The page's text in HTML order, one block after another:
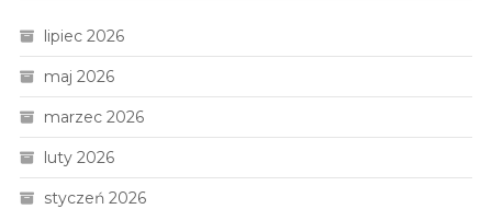
lipiec 2026
maj 2026
marzec 2026
luty 2026
styczeń 2026